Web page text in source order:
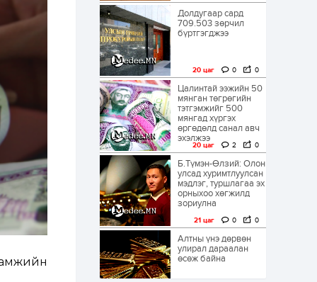
Долдугаар сард
709.503 зөрчил
бүртгэгджээ
20 цаг 0 0
Цалинтай ээжийн 50
мянган төгрөгийн
тэтгэмжийг 500
мянгад хүргэх
өргөдөлд санал авч
эхэлжээ
20 цаг 2 0
Б.Түмэн-Өлзий: Олон
улсад хуримтлуулсан
мэдлэг, туршлагаа эх
орныхоо хөгжилд
зориулна
21 цаг 0 0
Алтны үнэ дөрвөн
улирал дараалан
өсөж байна